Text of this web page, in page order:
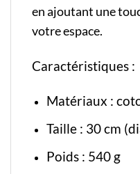
en ajoutant une
votre espace.
Caractéristiques :
Matériaux :
Taille : 30 cm
Poids : 540 g